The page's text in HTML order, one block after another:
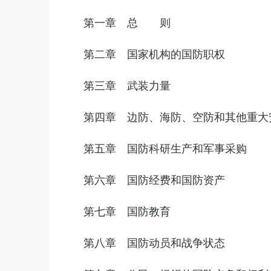
第一章 总 则
第二章 国家机构的国防职权
第三章 武装力量
第四章 边防、海防、空防和其他重大
第五章 国防科研生产和军事采购
第六章 国防经费和国防资产
第七章 国防教育
第八章 国防动员和战争状态